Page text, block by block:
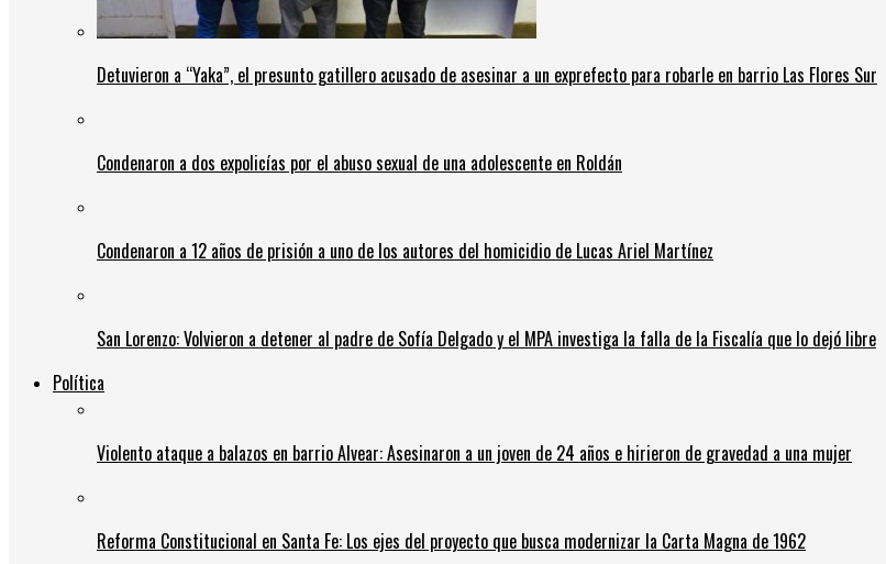
Detuvieron a “Yaka”, el presunto gatillero acusado de asesinar a un exprefecto para robarle en barrio Las Flores Sur
Condenaron a dos expolicías por el abuso sexual de una adolescente en Roldán
Condenaron a 12 años de prisión a uno de los autores del homicidio de Lucas Ariel Martínez
San Lorenzo: Volvieron a detener al padre de Sofía Delgado y el MPA investiga la falla de la Fiscalía que lo dejó libre
Política
Violento ataque a balazos en barrio Alvear: Asesinaron a un joven de 24 años e hirieron de gravedad a una mujer
Reforma Constitucional en Santa Fe: Los ejes del proyecto que busca modernizar la Carta Magna de 1962